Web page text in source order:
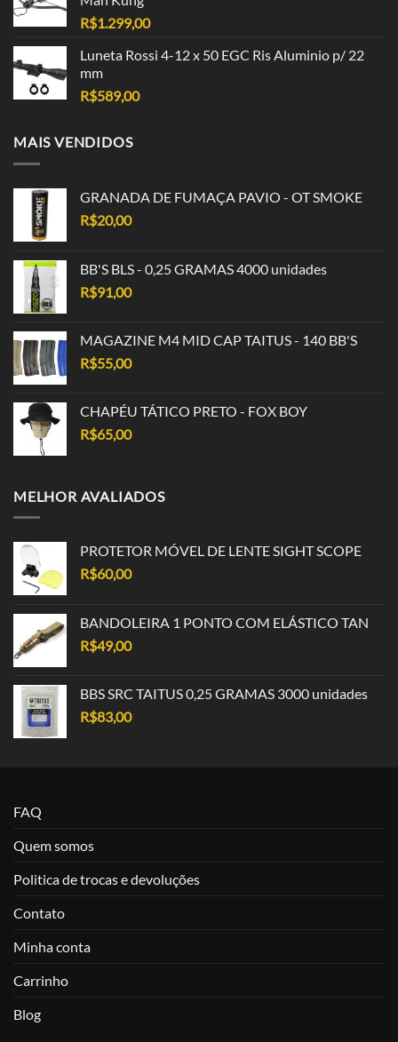
R$1.299,00
Luneta Rossi 4-12 x 50 EGC Ris Aluminio p/ 22
mm
R$589,00
MAIS VENDIDOS
GRANADA DE FUMAÇA PAVIO - OT SMOKE
R$20,00
BB'S BLS - 0,25 GRAMAS 4000 unidades
R$91,00
MAGAZINE M4 MID CAP TAITUS - 140 BB'S
R$55,00
CHAPÉU TÁTICO PRETO - FOX BOY
R$65,00
MELHOR AVALIADOS
PROTETOR MÓVEL DE LENTE SIGHT SCOPE
R$60,00
BANDOLEIRA 1 PONTO COM ELÁSTICO TAN
R$49,00
BBS SRC TAITUS 0,25 GRAMAS 3000 unidades
R$83,00
FAQ
Quem somos
Politica de trocas e devoluções
Contato
Minha conta
Carrinho
Blog